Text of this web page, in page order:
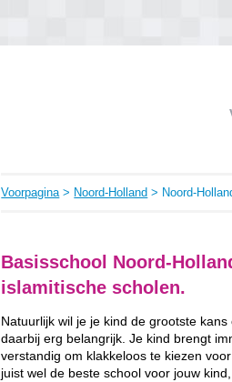
Voorpagina> Noord-Holland > Noord-
Basisschool Noord-
islamitische scholen.
Natuurlijk wil je je kind de grootste
daarbij erg belangrijk. Je kind brengt
verstandig om klakkeloos te kiezen
juist wel de beste school voor jouw